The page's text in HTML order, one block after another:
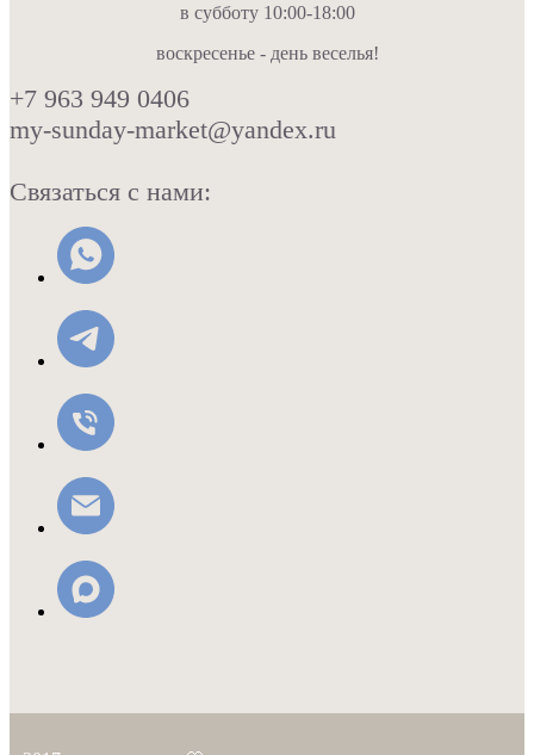
в субботу 10:00-18:00
воскресенье - день веселья!
+7 963 949 0406
my-sunday-market@yandex.ru
Связаться с нами: